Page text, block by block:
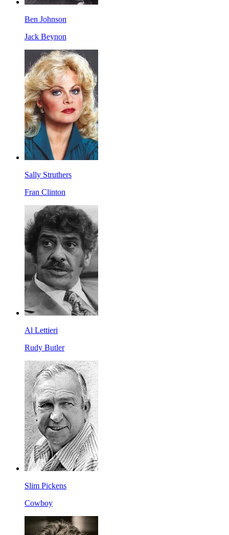
Ben Johnson
Jack Beynon
Sally Struthers
Fran Clinton
Al Lettieri
Rudy Butler
Slim Pickens
Cowboy